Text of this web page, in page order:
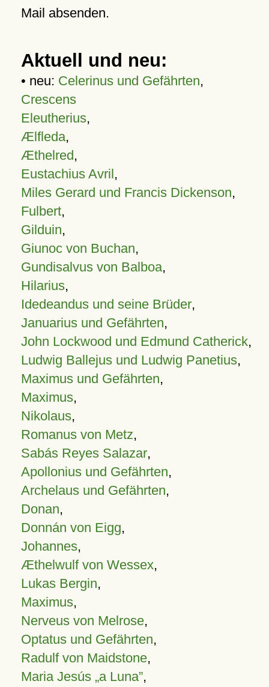
Mail absenden.
Aktuell und neu:
• neu: Celerinus und Gefährten,
Crescens
Eleutherius,
Ælfleda,
Æthelred,
Eustachius Avril,
Miles Gerard und Francis Dickenson,
Fulbert,
Gilduin,
Giunoc von Buchan,
Gundisalvus von Balboa,
Hilarius,
Idedeandus und seine Brüder,
Januarius und Gefährten,
John Lockwood und Edmund Catherick,
Ludwig Ballejus und Ludwig Panetius,
Maximus und Gefährten,
Maximus,
Nikolaus,
Romanus von Metz,
Sabás Reyes Salazar,
Apollonius und Gefährten,
Archelaus und Gefährten,
Donan,
Donnán von Eigg,
Johannes,
Æthelwulf von Wessex,
Lukas Bergin,
Maximus,
Nerveus von Melrose,
Optatus und Gefährten,
Radulf von Maidstone,
Maria Jesús „a Luna”,